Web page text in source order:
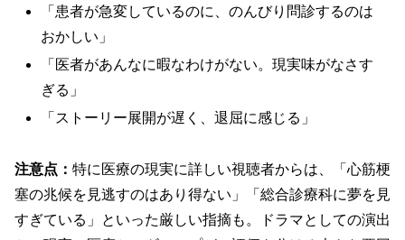
「患者が急変しているのに、のんびり問診するのは
おかしい」
「医者があんなに暇なわけがない。現実味がなさす
ぎる」
「ストーリー展開が遅く、退屈に感じる」
注意点： 特に医療の現実に詳しい視聴者からは、「心筋梗
塞の兆候を見逃すのはあり得ない」「総合診療科に夢を見
すぎている」といった厳しい指摘も。ドラマとしての演出